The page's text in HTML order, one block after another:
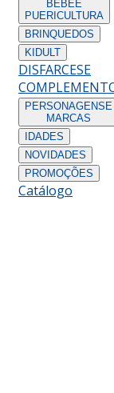
BEBÉE
PUERICULTURA
BRINQUEDOS
KIDULT
DISFARCESE
PERSONAGENS E
MARCAS
IDADES
NOVIDADES
PROMOÇÕES
Catálogo